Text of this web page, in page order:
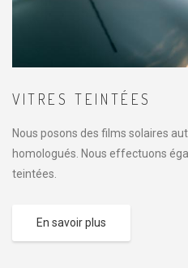
VITRES TEINTÉES
Nous posons des films solaires
homologués. Nous effectuons
teintées.
En savoir plus